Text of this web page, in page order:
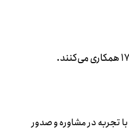
با تجربه در مشاوره و صدور